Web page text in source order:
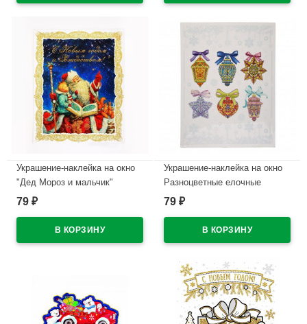
Украшение-наклейка на окно
"Дед Мороз и мальчик"
30*38см арт.31250
79 ₽
Украшение-наклейка на окно
Разноцветные елочные
игрушки
79 ₽